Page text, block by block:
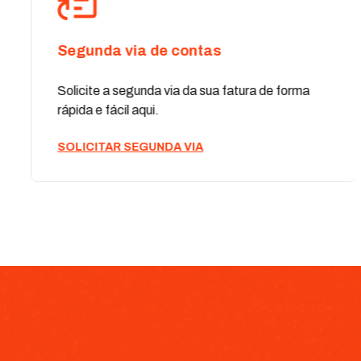
Segunda via de contas
Solicite a segunda via da sua fatura de forma
rápida e fácil aqui.
SOLICITAR SEGUNDA VIA